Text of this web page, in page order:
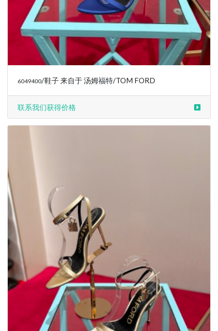
6049400/鞋子 来自于 汤姆福特/TOM FORD
联系我们获得价格